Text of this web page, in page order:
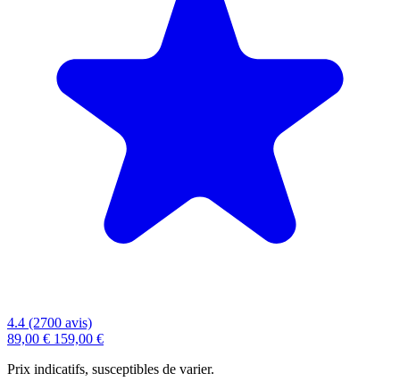
4.4 (2700 avis)
89,00 € 159,00 €
Prix indicatifs, susceptibles de varier.